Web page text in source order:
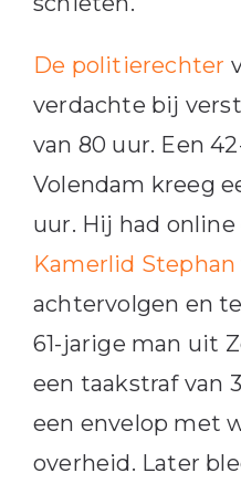
De politierechter
verdachte bij
van 80 uur. Een
Volendam kreeg
uur. Hij had
Kamerlid Stephan
achtervolgen en
61-jarige man uit
een taakstraf van
een envelop met
overheid. Later